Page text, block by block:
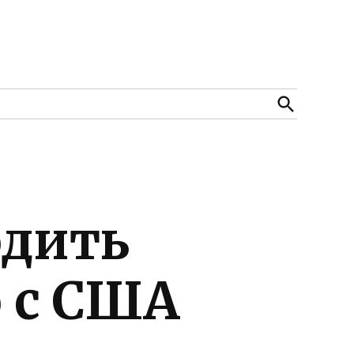
Open
Search
с США